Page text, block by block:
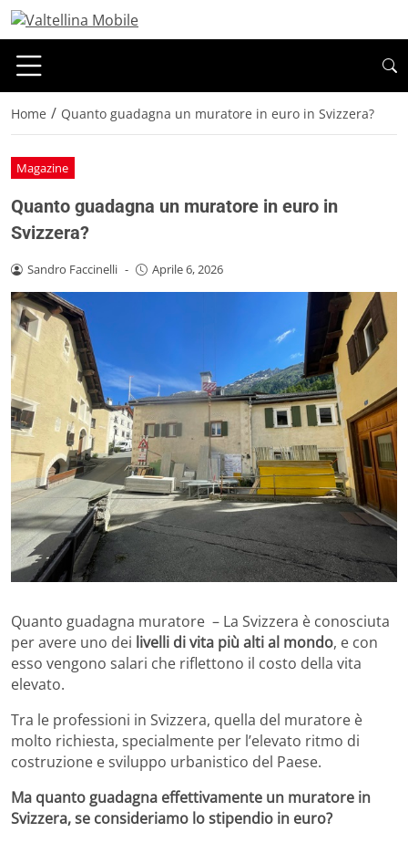
Home / Quanto guadagna un muratore in euro in Svizzera?
Magazine
Quanto guadagna un muratore in euro in
Svizzera?
Sandro Faccinelli - Aprile 6, 2026
Quanto guadagna muratore – La Svizzera è conosciuta
per avere uno dei livelli di vita più alti al mondo, e con
esso vengono salari che riflettono il costo della vita
elevato.
Tra le professioni in Svizzera, quella del muratore è
molto richiesta, specialmente per l’elevato ritmo di
costruzione e sviluppo urbanistico del Paese.
Ma quanto guadagna effettivamente un muratore in
Svizzera, se consideriamo lo stipendio in euro?